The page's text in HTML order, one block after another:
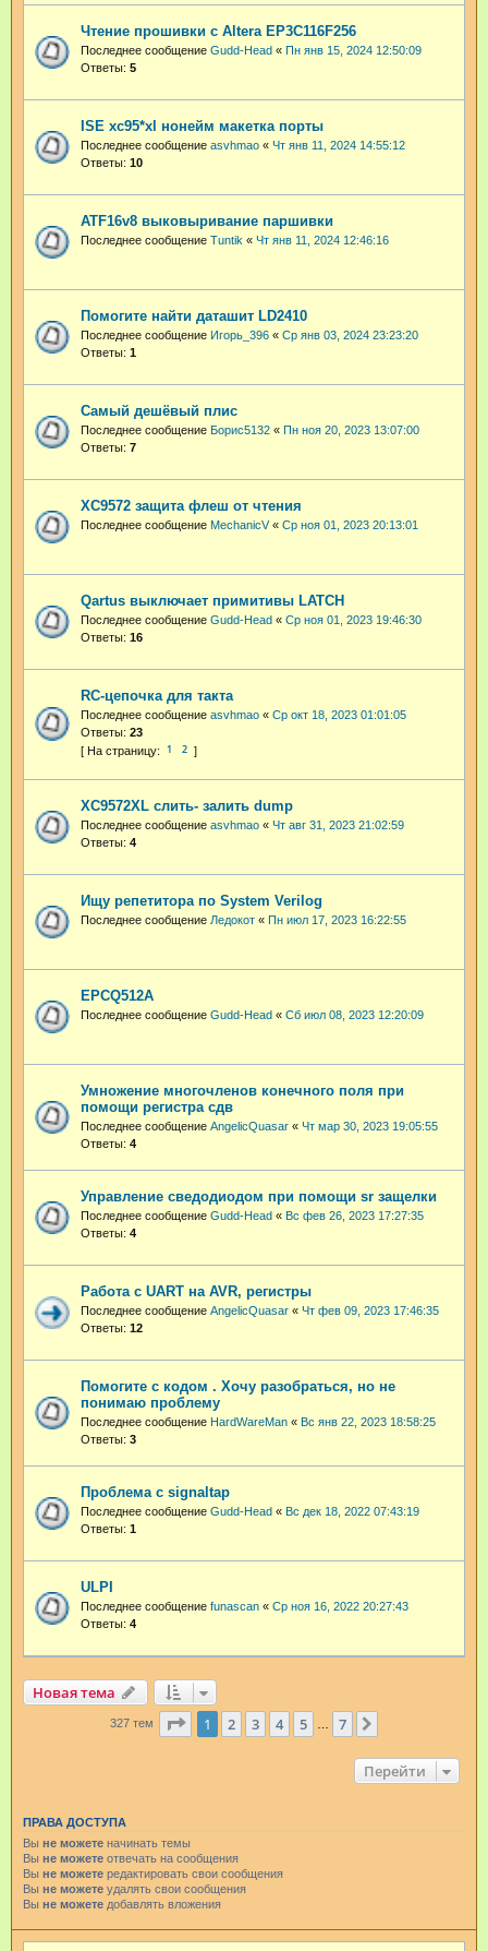
Чтение прошивки с Altera EP3C116F256
Последнее сообщение Gudd-Head « Пн янв 15, 2024 12:50:09
Ответы: 5
ISE xc95*xl нонейм макетка порты
Последнее сообщение asvhmao « Чт янв 11, 2024 14:55:12
Ответы: 10
ATF16v8 выковыривание паршивки
Последнее сообщение Tuntik « Чт янв 11, 2024 12:46:16
Помогите найти даташит LD2410
Последнее сообщение Игорь_396 « Ср янв 03, 2024 23:23:20
Ответы: 1
Самый дешёвый плис
Последнее сообщение Борис5132 « Пн ноя 20, 2023 13:07:00
Ответы: 7
XC9572 защита флеш от чтения
Последнее сообщение MechanicV« Ср ноя 01, 2023 20:13:01
Qartus выключает примитивы LATCH
Последнее сообщение Gudd-Head « Ср ноя 01, 2023 19:46:30
Ответы: 16
RC-цепочка для такта
Последнее сообщение asvhmao « Ср окт 18, 2023 01:01:05
Ответы: 23
1 2
XC9572XL слить- залить dump
Последнее сообщение asvhmao « Чт авг 31, 2023 21:02:59
Ответы: 4
Ищу репетитора по System Verilog
Последнее сообщение Ледокот « Пн июл 17, 2023 16:22:55
EPCQ512A
Последнее сообщение Gudd-Head « Сб июл 08, 2023 12:20:09
Умножение многочленов конечного поля при
помощи регистра сдв
Последнее сообщение AngelicQuasar « Чт мар 30, 2023 19:05:55
Ответы: 4
Управление сведодиодом при помощи sr защелки
Последнее сообщение Gudd-Head « Вс фев 26, 2023 17:27:35
Ответы: 4
Работа с UART на AVR, регистры
Последнее сообщение AngelicQuasar « Чт фев 09, 2023 17:46:35
Ответы: 12
Помогите с кодом . Хочу разобраться, но не
понимаю проблему
Последнее сообщение HardWareMan « Вс янв 22, 2023 18:58:25
Ответы: 3
Проблема с signaltap
Последнее сообщение Gudd-Head « Вс дек 18, 2022 07:43:19
Ответы: 1
ULPI
Последнее сообщение funascan « Ср ноя 16, 2022 20:27:43
Ответы: 4
Новая тема
327 тем Страница из
1 2 3 4 5 7
Перейти
ПРАВА ДОСТУПА
Вы не можете начинать темы
Вы не можете отвечать на сообщения
Вы не можете редактировать свои сообщения
Вы не можете удалять свои сообщения
Вы не можете добавлять вложения